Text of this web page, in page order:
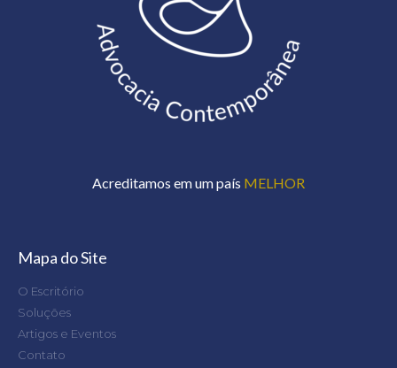
Acreditamos em um país MELHOR
Mapa do Site
O Escritório
Soluções
Artigos e Eventos
Contato